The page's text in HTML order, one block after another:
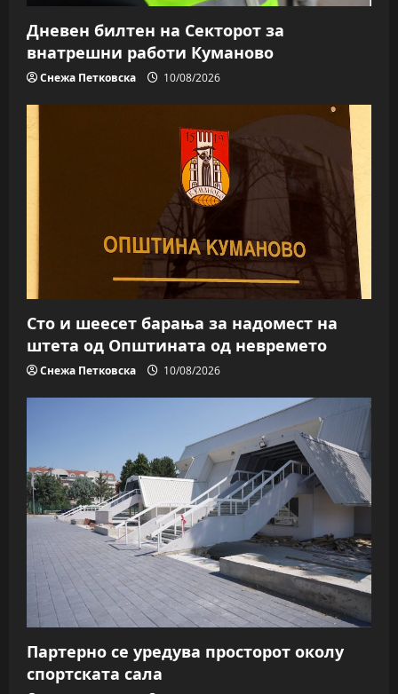
Дневен билтен на Секторот за
внатрешни работи Куманово
Снежа Петковска 10/08/2026
Сто и шеесет барања за надомест на
штета од Општината од невремето
Снежа Петковска 10/08/2026
Партерно се уредува просторот околу
спортската сала